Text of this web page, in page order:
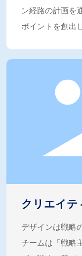
ン経路の計画を
ポイントを創出
クリエイテ
デザインは戦略
チームは「戦略